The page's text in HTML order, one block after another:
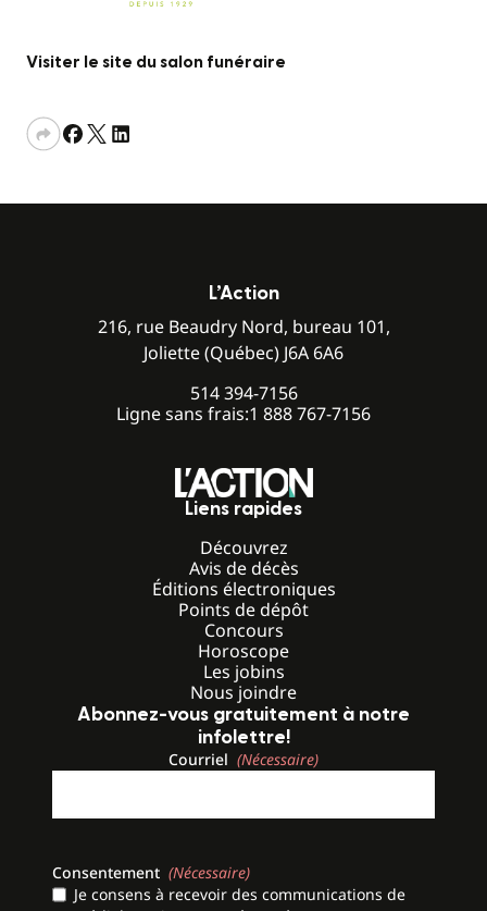
Visiter le site du salon funéraire
L’Action
216, rue Beaudry Nord, bureau 101,
Joliette (Québec) J6A 6A6
514 394-7156
Ligne sans frais:1 888 767-7156
Liens rapides
Découvrez
Avis de décès
Éditions électroniques
Points de dépôt
Concours
Horoscope
Les jobins
Nous joindre
Abonnez-vous gratuitement à notre
infolettre!
Courriel (Nécessaire)
Consentement (Nécessaire)
Je consens à recevoir des communications de